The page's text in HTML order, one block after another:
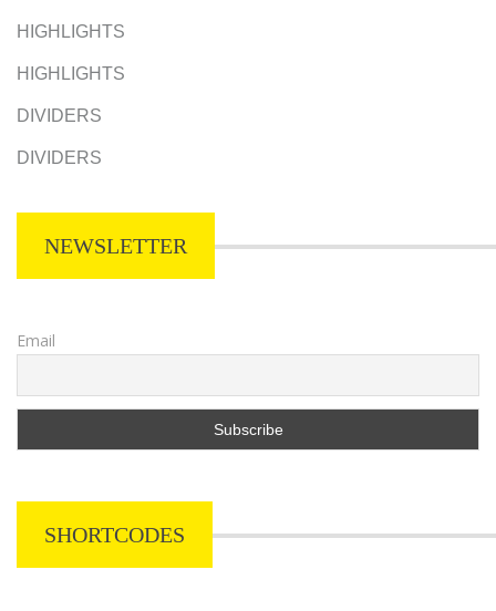
HIGHLIGHTS
HIGHLIGHTS
DIVIDERS
DIVIDERS
NEWSLETTER
Email
SHORTCODES